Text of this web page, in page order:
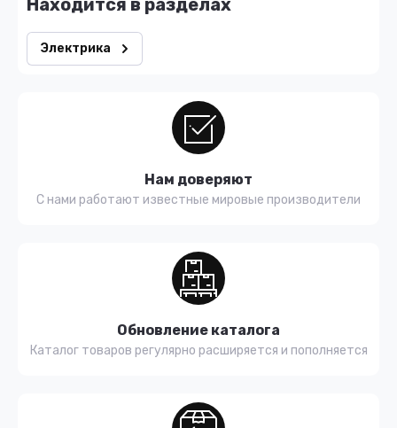
Находится в разделах
Электрика
Нам доверяют
С нами работают известные мировые производители
Обновление каталога
Каталог товаров регулярно расширяется и пополняется